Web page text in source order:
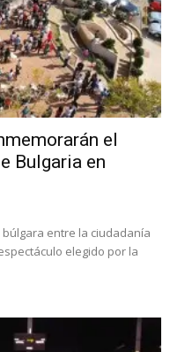
el
Bulgaria en
entre la ciudadanía
elegido por la